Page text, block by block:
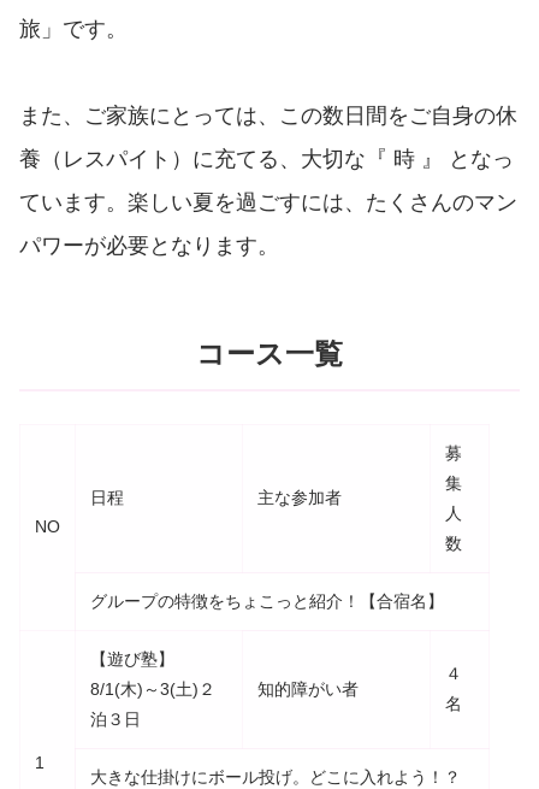
旅」です。
また、ご家族にとっては、この数日間をご自身の休
養（レスパイト）に充てる、大切な『 時 』 となっ
ています。楽しい夏を過ごすには、たくさんのマン
パワーが必要となります。
コース一覧
NO
日程 主な参加者
募
集
人
数
グループの特徴をちょこっと紹介！【合宿名】
1
【遊び塾】
8/1(木)～3(土)２
泊３日
知的障がい者
４
名
大きな仕掛けにボール投げ。どこに入れよう！？